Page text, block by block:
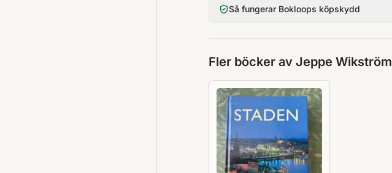
Så fungerar Bokloops köpskydd
Fler böcker av Jeppe Wikström